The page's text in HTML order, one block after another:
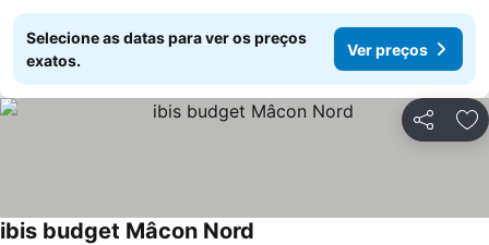
Selecione as datas para ver os preços
exatos.
Ver preços
Partilhar
ibis budget Mâcon Nord